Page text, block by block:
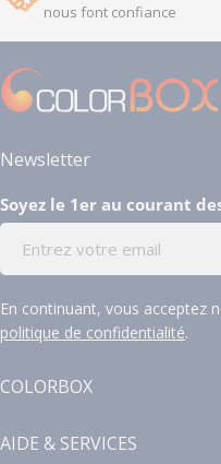
nous font confiance
Newsletter
Soyez le 1er au courant
mail
En continuant, vous acceptez
politique de confidentialité.
COLORBOX
AIDE & SERVICES